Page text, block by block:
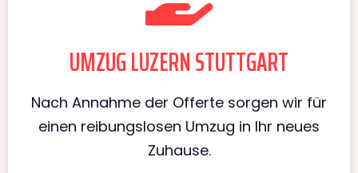
UMZUG LUZERN STUTTGART
Nach Annahme der Offerte sorgen wir für
einen reibungslosen Umzug in Ihr neues
Zuhause.